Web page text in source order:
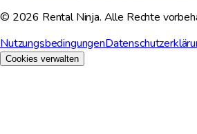
© 2026 Rental Ninja. Alle Rechte
Nutzungsbedingungen
Cookies verwalten